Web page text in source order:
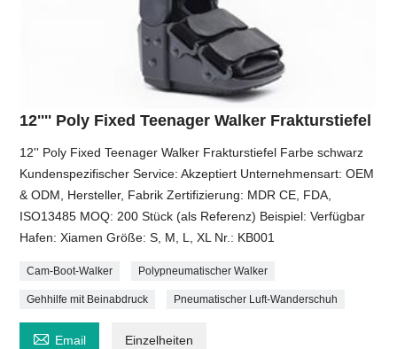
12'''' Poly Fixed Teenager Walker Frakturstiefel
12'' Poly Fixed Teenager Walker Frakturstiefel Farbe schwarz
Kundenspezifischer Service: Akzeptiert Unternehmensart: OEM
& ODM, Hersteller, Fabrik Zertifizierung: MDR CE, FDA,
ISO13485 MOQ: 200 Stück (als Referenz) Beispiel: Verfügbar
Hafen: Xiamen Größe: S, M, L, XL Nr.: KB001
Cam-Boot-Walker Polypneumatischer Walker
Gehhilfe mit Beinabdruck Pneumatischer Luft-Wanderschuh
 Email Einzelheiten